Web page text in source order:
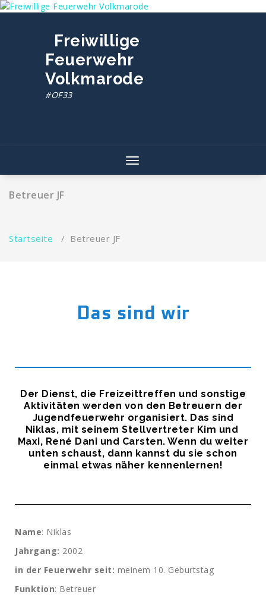
Freiwillige
Feuerwehr
Volkmarode
#OF33
Toggle navigation
Betreuer JF
Startseite / Betreuer JF
Das sind wir
Der Dienst, die Freizeittreffen und sonstige
Aktivitäten werden von den Betreuern der
Jugendfeuerwehr organisiert. Das sind
Niklas, mit seinem Stellvertreter Kim und
Maxi, René Dani und Carsten. Wenn du weiter
unten schaust, dann kannst du sie schon
einmal etwas näher kennenlernen!
Name: Niklas
Jahrgang: 2002
in der Feuerwehr seit: meinem 10. Geburtstag
Funktion: Betreuer